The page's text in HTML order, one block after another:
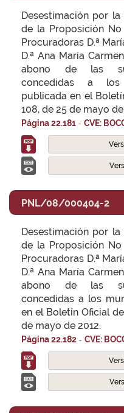
Desestimación por
de la Proposición
Procuradoras D.ª
D.ª Ana María
abono de las
concedidas a los
publicada en el
108, de 25 de mayo
Página 22.181 - CVE:
PNL/08/000404-2
Desestimación por
de la Proposición
Procuradoras D.ª
D.ª Ana María
abono de las
concedidas a los
en el Boletín Oficial
de mayo de 2012.
Página 22.182 - CVE: